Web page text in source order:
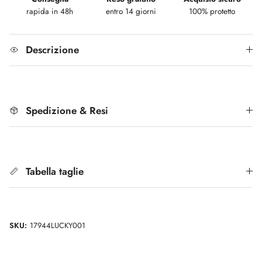
rapida in 48h
entro 14 giorni
100% protetto
Descrizione
Spedizione & Resi
Tabella taglie
SKU: 17944LUCKY001